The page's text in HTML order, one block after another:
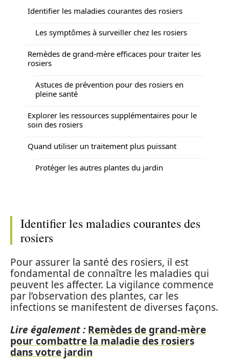
Identifier les maladies courantes des rosiers
Les symptômes à surveiller chez les rosiers
Remèdes de grand-mère efficaces pour traiter les
rosiers
Astuces de prévention pour des rosiers en
pleine santé
Explorer les ressources supplémentaires pour le
soin des rosiers
Quand utiliser un traitement plus puissant
Protéger les autres plantes du jardin
Identifier les maladies courantes des
rosiers
Pour assurer la santé des rosiers, il est
fondamental de connaître les maladies qui
peuvent les affecter. La vigilance commence
par l’observation des plantes, car les
infections se manifestent de diverses façons.
Lire également : Remèdes de grand-mère
pour combattre la maladie des rosiers
dans votre jardin